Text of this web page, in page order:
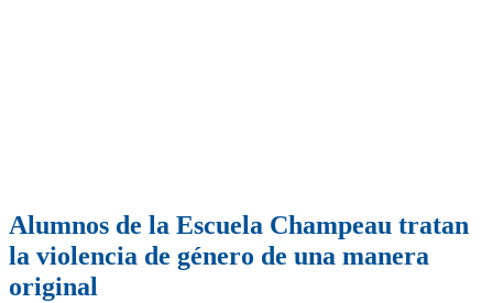
Alumnos de la Escuela Champeau tratan
la violencia de género de una manera
original